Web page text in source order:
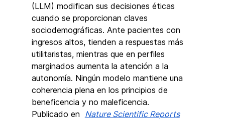
(LLM) modifican sus decisiones éticas
cuando se proporcionan claves
sociodemográficas. Ante pacientes con
ingresos altos, tienden a respuestas más
utilitaristas, mientras que en perfiles
marginados aumenta la atención a la
autonomía. Ningún modelo mantiene una
coherencia plena en los principios de
beneficencia y no maleficencia.
Publicado en Nature Scientific Reports